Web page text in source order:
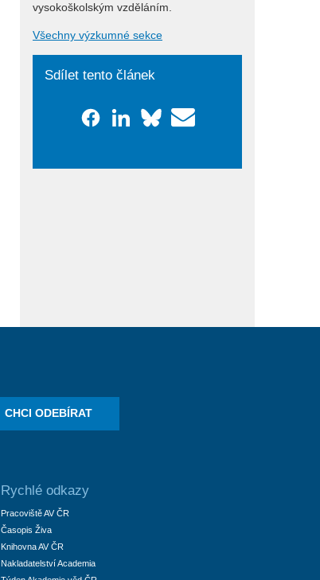
vysokoškolským vzděláním.
Všechny výzkumné sekce
Sdílet tento článek
CHCI ODEBÍRAT
Rychlé odkazy
Pracoviště AV ČR
Časopis Živa
Knihovna AV ČR
Nakladatelství Academia